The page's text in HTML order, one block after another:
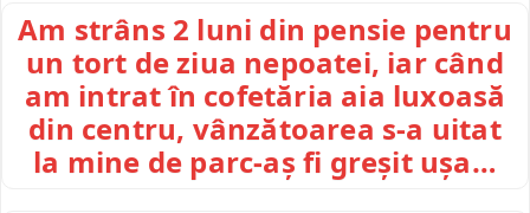
Am strâns 2 luni din pensie pentru
un tort de ziua nepoatei, iar când
am intrat în cofetăria aia luxoasă
din centru, vânzătoarea s-a uitat
la mine de parc-aș fi greșit ușa…